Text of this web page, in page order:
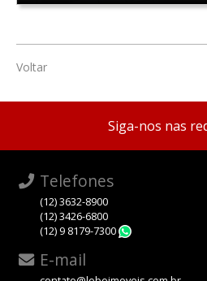
Voltar
Siga-nos nas
Telefones
(12) 3632-8900
(12) 3426-6800
(12) 9 8179-7300
E-mail